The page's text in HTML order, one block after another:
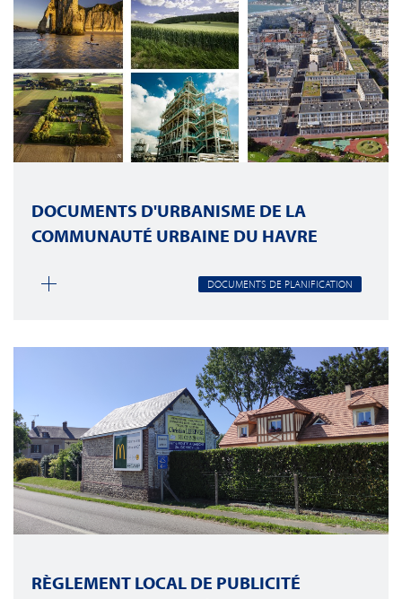
DOCUMENTS D'URBANISME DE LA
COMMUNAUTÉ URBAINE DU HAVRE
DOCUMENTS DE PLANIFICATION
RÈGLEMENT LOCAL DE PUBLICITÉ